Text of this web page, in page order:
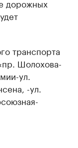
дорожных
транспорта
Шолохова-
ул.
-ул.